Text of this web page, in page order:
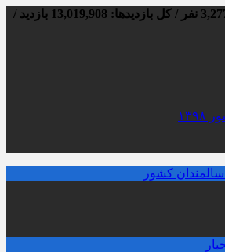
کل بازدیدکنند‌گان: 3,277,964 نفر / کل بازدیدها: 13,019,908 بازدید /